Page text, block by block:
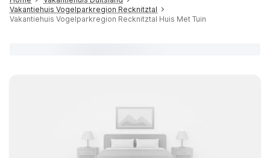
Vakantiehuis Vogelparkregion Recknitztal
Vakantiehuis Vogelparkregion Recknitztal Huis Met Tuin